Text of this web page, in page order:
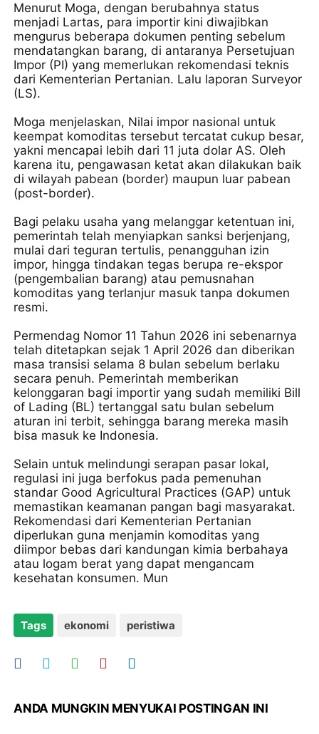
Menurut Moga, dengan berubahnya status
menjadi Lartas, para importir kini diwajibkan
mengurus beberapa dokumen penting sebelum
mendatangkan barang, di antaranya Persetujuan
Impor (PI) yang memerlukan rekomendasi teknis
dari Kementerian Pertanian. Lalu laporan Surveyor
(LS).
​Moga menjelaskan, Nilai impor nasional untuk
keempat komoditas tersebut tercatat cukup besar,
yakni mencapai lebih dari 11 juta dolar AS. Oleh
karena itu, pengawasan ketat akan dilakukan baik
di wilayah pabean (border) maupun luar pabean
(post-border).
​Bagi pelaku usaha yang melanggar ketentuan ini,
pemerintah telah menyiapkan sanksi berjenjang,
mulai dari teguran tertulis, penangguhan izin
impor, hingga tindakan tegas berupa re-ekspor
(pengembalian barang) atau pemusnahan
komoditas yang terlanjur masuk tanpa dokumen
resmi.
​Permendag Nomor 11 Tahun 2026 ini sebenarnya
telah ditetapkan sejak 1 April 2026 dan diberikan
masa transisi selama 8 bulan sebelum berlaku
secara penuh. Pemerintah memberikan
kelonggaran bagi importir yang sudah memiliki Bill
of Lading (BL) tertanggal satu bulan sebelum
aturan ini terbit, sehingga barang mereka masih
bisa masuk ke Indonesia.
​Selain untuk melindungi serapan pasar lokal,
regulasi ini juga berfokus pada pemenuhan
standar Good Agricultural Practices (GAP) untuk
memastikan keamanan pangan bagi masyarakat.
Rekomendasi dari Kementerian Pertanian
diperlukan guna menjamin komoditas yang
diimpor bebas dari kandungan kimia berbahaya
atau logam berat yang dapat mengancam
kesehatan konsumen. Mun
Tags ekonomi peristiwa
ANDA MUNGKIN MENYUKAI POSTINGAN INI